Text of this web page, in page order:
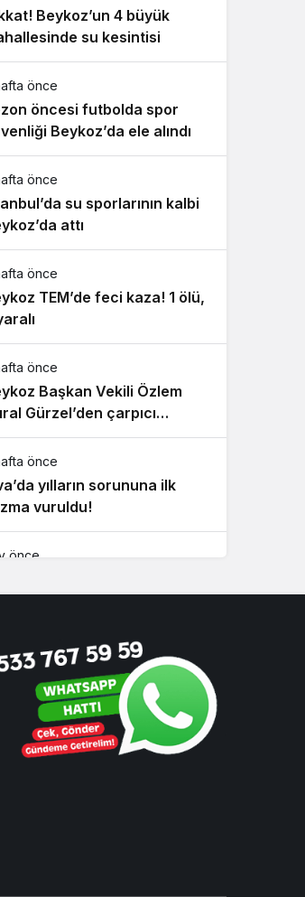
Beykoz’un 4 büyük
su kesintisi
önce
öncesi futbolda spor
Beykoz’da ele alındı
önce
su sporlarının kalbi
attı
önce
TEM’de feci kaza! 1 ölü,
önce
Başkan Vekili Özlem
Gürzel’den çarpıcı
önce
yılların sorununa ilk
vuruldu!
önce
önce
Davası’nda ara karar!
tutukluluk hali devam